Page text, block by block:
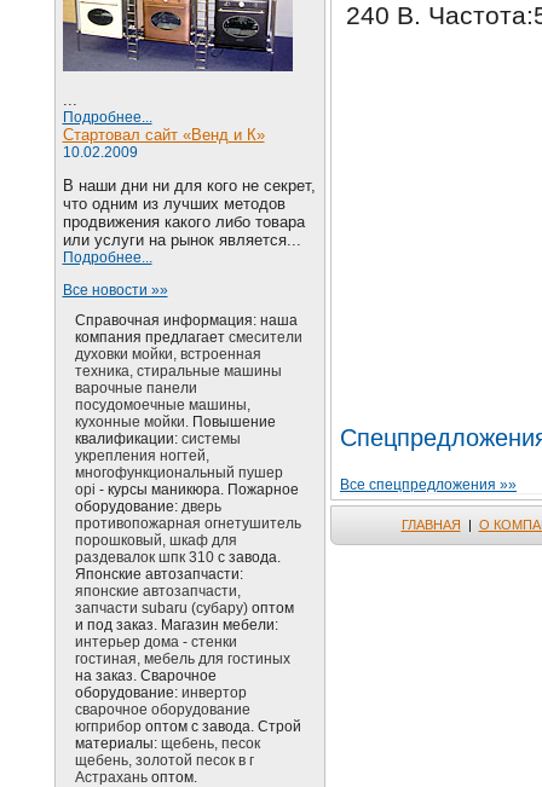
...
Подробнее...
Стартовал сайт «Венд и К»
10.02.2009
В наши дни ни для кого не секрет,
что одним из лучших методов
продвижения какого либо товара
или услуги на рынок является...
Подробнее...
Все новости »»
Справочная информация: наша
компания предлагает смесители
духовки мойки, встроенная
техника, стиральные машины
варочные панели
посудомоечные машины,
кухонные мойки.Повышение
квалификации: системы
укрепления ногтей,
многофункциональный пушер
opi - курсы маникюра. Пожарное
оборудование: дверь
противопожарная огнетушитель
порошковый, шкаф для
раздевалок шпк 310с завода.
Японские автозапчасти:
японские автозапчасти,
запчасти subaru (субару)оптом
и под заказ. Магазин мебели:
интерьер дома - стенки
гостиная, мебель для гостиных
на заказ. Сварочное
оборудование: инвертор
сварочное оборудование
югприбороптом с завода. Строй
материалы: щебень, песок
щебень, золотой песок в г
Астраханьоптом.
240 В.
Все спецпредложения »»
ГЛАВНАЯ | О